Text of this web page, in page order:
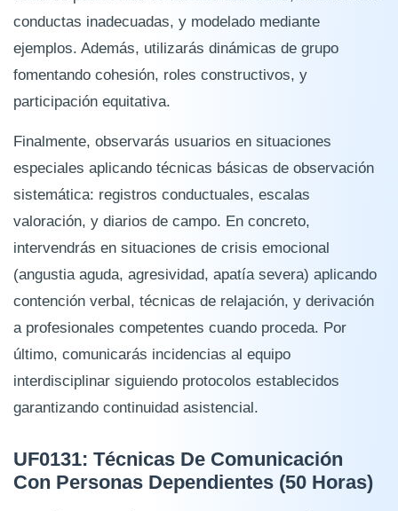
conductas inadecuadas, y modelado mediante
ejemplos. Además, utilizarás dinámicas de grupo
fomentando cohesión, roles constructivos, y
participación equitativa.
Finalmente, observarás usuarios en situaciones
especiales aplicando técnicas básicas de observación
sistemática: registros conductuales, escalas
valoración, y diarios de campo. En concreto,
intervendrás en situaciones de crisis emocional
(angustia aguda, agresividad, apatía severa) aplicando
contención verbal, técnicas de relajación, y derivación
a profesionales competentes cuando proceda. Por
último, comunicarás incidencias al equipo
interdisciplinar siguiendo protocolos establecidos
garantizando continuidad asistencial.
UF0131: Técnicas De Comunicación
Con Personas Dependientes (50 Horas)